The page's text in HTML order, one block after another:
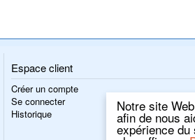
Notre site
afin de nous
expérience
Espace client
Créer un compte
Se connecter
Historique